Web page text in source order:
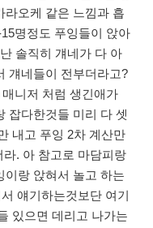
라오케 같은 느낌과 흡
명정도 푸잉들이 앉아
솔직히 걔네가 다 아
걔네들이 전부더라고?
니저 처럼 생긴애가
잡다한것들 미리 다 셋
내고 푸잉 2차 계산만
. 아 참고로 마담피랑
이랑 앉혀서 놀고 하는
얘기하는것보단 여기
있으면 데리고 나가는